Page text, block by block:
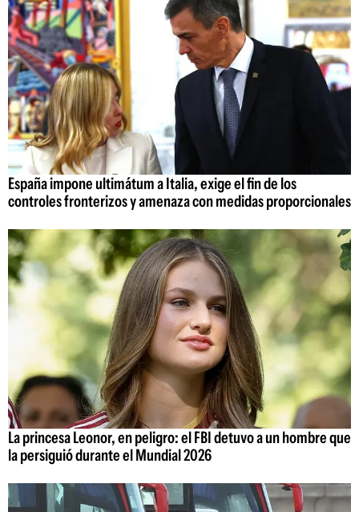
España impone ultimátum a Italia, exige el fin de los
controles fronterizos y amenaza con medidas proporcionales
La princesa Leonor, en peligro: el FBI detuvo a un hombre que
la persiguió durante el Mundial 2026